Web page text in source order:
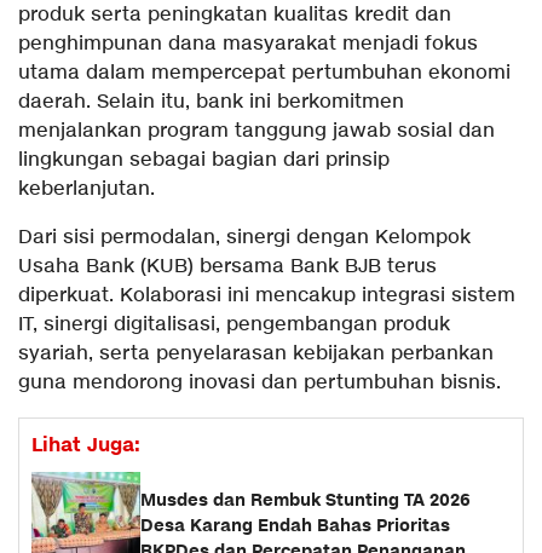
produk serta peningkatan kualitas kredit dan
penghimpunan dana masyarakat menjadi fokus
utama dalam mempercepat pertumbuhan ekonomi
daerah. Selain itu, bank ini berkomitmen
menjalankan program tanggung jawab sosial dan
lingkungan sebagai bagian dari prinsip
keberlanjutan.
Dari sisi permodalan, sinergi dengan Kelompok
Usaha Bank (KUB) bersama Bank BJB terus
diperkuat. Kolaborasi ini mencakup integrasi sistem
IT, sinergi digitalisasi, pengembangan produk
syariah, serta penyelarasan kebijakan perbankan
guna mendorong inovasi dan pertumbuhan bisnis.
Lihat Juga:
Musdes dan Rembuk Stunting TA 2026
Desa Karang Endah Bahas Prioritas